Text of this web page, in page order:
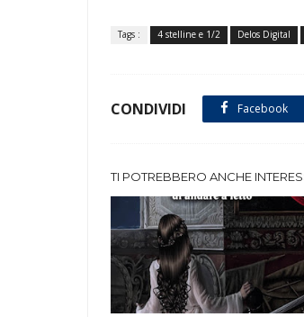
Tags : 4 stelline e 1/2 Delos Digital
CONDIVIDI Facebook
TI POTREBBERO ANCHE